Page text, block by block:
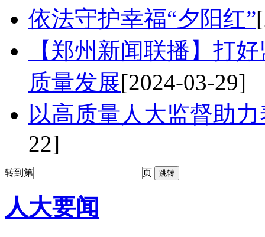
依法守护幸福“夕阳红”
【郑州新闻联播】打
质量发展[2024-03-29]
以高质量人大监督助
22]
转到第 页
人大要闻